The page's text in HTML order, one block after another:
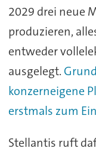
2029 drei neue
produzieren,
entweder
ausgelegt.
konzerneigene
erstmals zum
Stellantis ruft